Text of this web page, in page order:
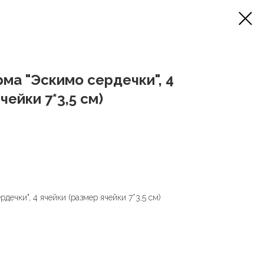
"Эскимо сердечки", 4
7*3,5 см)
4 ячейки (размер ячейки 7*3,5 см)